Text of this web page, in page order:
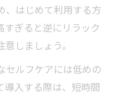
、はじめて利用する方
すぎると逆にリラック
しましょう。
セルフケアには低めの
導入する際は、短時間